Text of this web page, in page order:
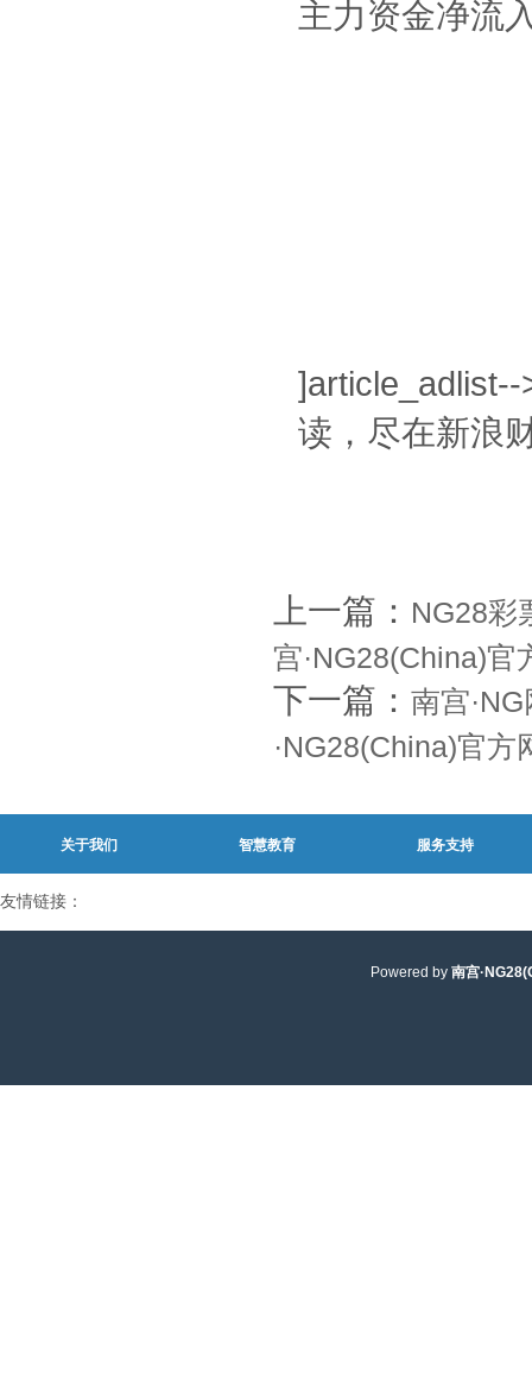
主力资金净流
读，尽在新浪
上一篇： NG28彩
宫·NG28(China)官
下一篇： 南宫
·NG28(China)官方
关于我们 智慧教育 服务支持
友情链接：
Powered by 南宫